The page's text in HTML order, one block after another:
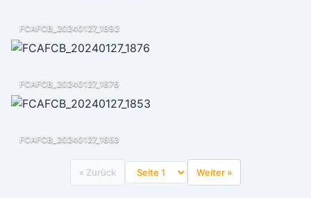
FCAFCB_20240127_1892
FCAFCB_20240127_1876
FCAFCB_20240127_1853
« Zurück Weiter »